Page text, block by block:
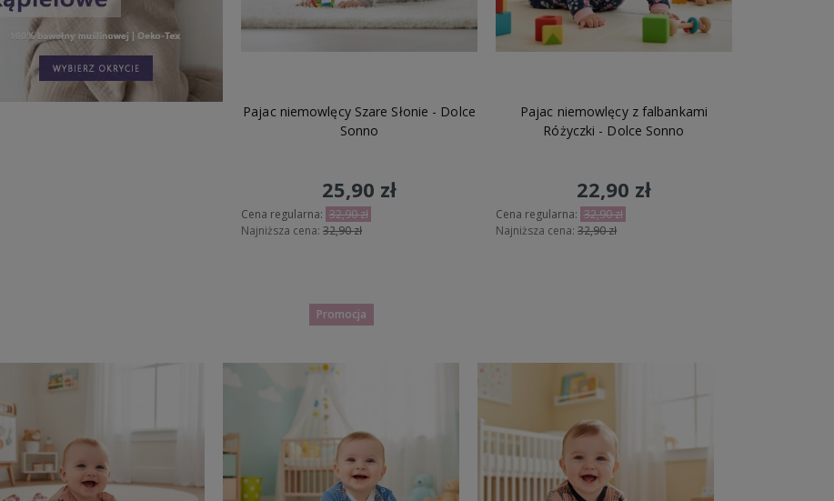
Pajac niemowlęcy Szare Słonie - Dolce
Sonno
25,90 zł
Cena regularna: 32,90 zł
Najniższa cena: 32,90 zł
Pajac niemowlęcy z falbankami
Różyczki - Dolce Sonno
22,90 zł
Cena regularna: 32,90 zł
Najniższa cena: 32,90 zł
Promocja